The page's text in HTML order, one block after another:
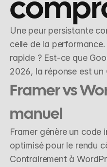
Une peur persistante
celle de la
rapide ? Est-ce que
2026, la réponse est un
Framer vs
manuel
Framer génère un code
optimisé pour le rendu
Contrairement à